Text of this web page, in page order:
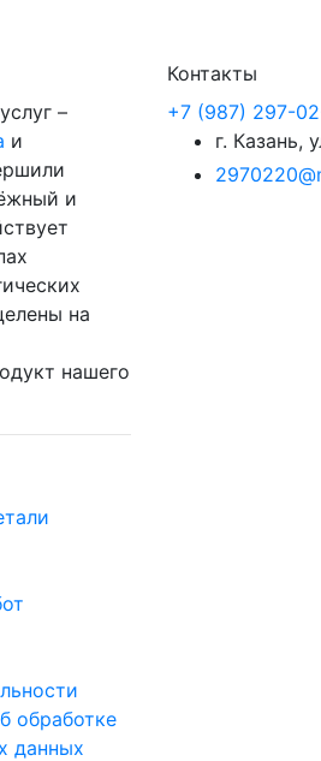
–
и
и
на
нашего
обработке
данных
Контакты
+7 (987) 297-
г. Казань,